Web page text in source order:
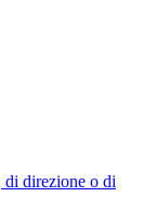
direzione o di